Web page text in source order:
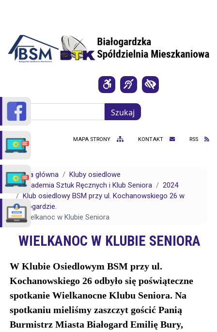
Szukaj
Szukaj
MAPA STRONY KONTAKT RSS
Strona główna
Kluby osiedlowe
Akademia Sztuk Ręcznych i Klub Seniora
2024
Klub osiedlowy BSM przy ul. Kochanowskiego 26 w
Białogardzie.
Wielkanoc w Klubie Seniora
WIELKANOC W KLUBIE SENIORA
W Klubie Osiedlowym BSM przy ul.
Kochanowskiego 26 odbyło się poświąteczne
spotkanie Wielkanocne Klubu Seniora. Na
spotkaniu mieliśmy zaszczyt gościć Panią
Burmistrz Miasta Białogard Emilię Bury,